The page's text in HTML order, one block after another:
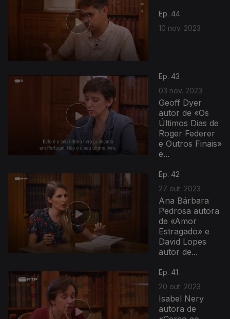
Ep. 44
10 nov. 2023
Ep. 43
03 nov. 2023
Geoff Dyer
autor de «Os
Últimos Dias de
Roger Federer
e Outros Finais»
e...
Ep. 42
27 out. 2023
Ana Bárbara
Pedrosa autora
de «Amor
Estragado» e
David Lopes
autor de...
Ep. 41
20 out. 2023
Isabel Nery
autora de